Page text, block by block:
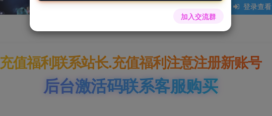
登录查看
充值福利联系站长.充值福利注意注册新账号
后台激活码联系客服购买
加入交流群